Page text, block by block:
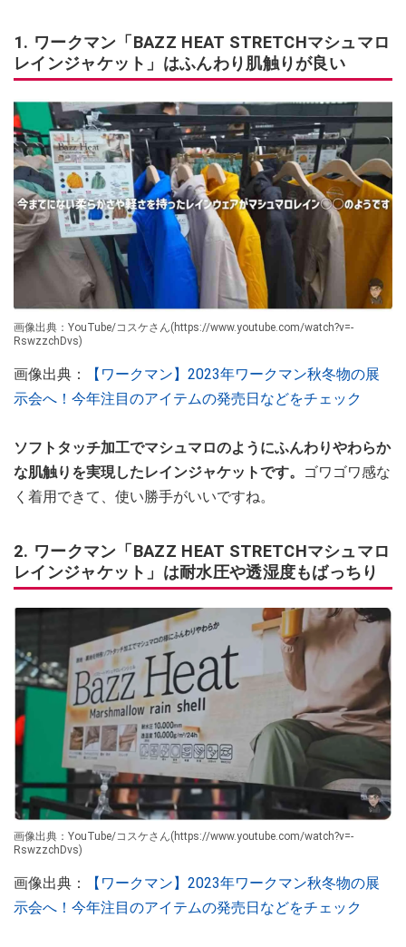
1. ワークマン「BAZZ HEAT STRETCHマシュマロ
レインジャケット」はふんわり肌触りが良い
画像出典：YouTube/コスケさん(https://www.youtube.com/watch?v=-
RswzzchDvs)
画像出典：
【ワークマン】2023年ワークマン秋冬物の展
示会へ！今年注目のアイテムの発売日などをチェック
ソフトタッチ加工でマシュマロのようにふんわりやわらか
な肌触りを実現したレインジャケットです。
ゴワゴワ感な
く着用できて、使い勝手がいいですね。
2. ワークマン「BAZZ HEAT STRETCHマシュマロ
レインジャケット」は耐水圧や透湿度もばっちり
画像出典：YouTube/コスケさん(https://www.youtube.com/watch?v=-
RswzzchDvs)
画像出典：
【ワークマン】2023年ワークマン秋冬物の展
示会へ！今年注目のアイテムの発売日などをチェック